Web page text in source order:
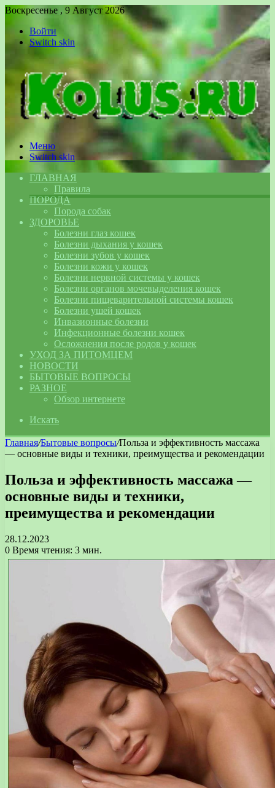
Воскресенье , 9 Август 2026
Войти
Switch skin
Меню
Switch skin
ГЛАВНАЯ
Правила
ПОРОДА
Порода собак
ЗДОРОВЬЕ
Болезни глаз кошек
Болезни дыхания у кошек
Болезни зубов у кошек
Болезни кожи у кошек
Болезни нервной системы у кошек
Болезни органов мочевыделения кошек
Болезни пищеварительной системы кошек
Болезни ушей кошек
Инвазионные болезни
Инфекционные болезни кошек
Осложнения после родов у кошек
УХОД ЗА ПИТОМЦЕМ
НОВОСТИ
БЫТОВЫЕ ВОПРОСЫ
РАЗНОЕ
Обзор интернете
Искать
Главная/Бытовые вопросы/Польза и эффективность массажа
— основные виды и техники, преимущества и рекомендации
Польза и эффективность массажа —
основные виды и техники,
преимущества и рекомендации
28.12.2023
0 Время чтения: 3 мин.